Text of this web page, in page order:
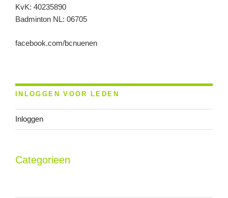
KvK: 40235890
Badminton NL: 06705
facebook.com/bcnuenen
INLOGGEN VOOR LEDEN
Inloggen
Categorieen